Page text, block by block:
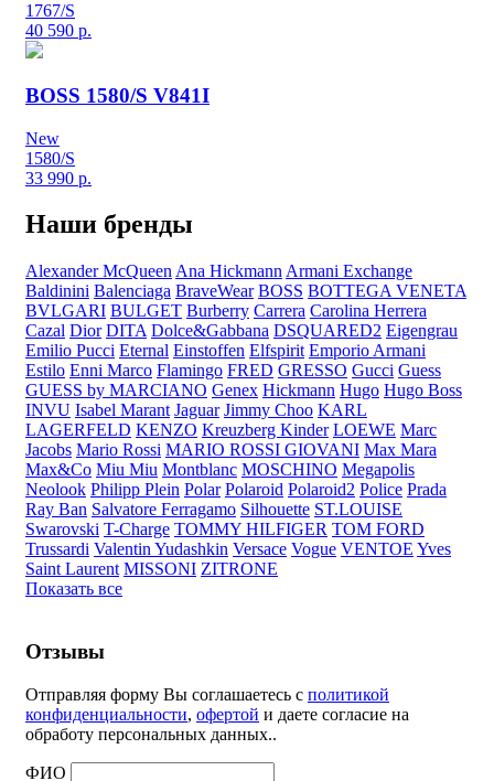
1767/S
40 590 р.
BOSS 1580/S V841I
New
1580/S
33 990 р.
Наши бренды
Alexander McQueen Ana Hickmann Armani Exchange
Baldinini Balenciaga BraveWear BOSS BOTTEGA VENETA
BVLGARI BULGET Burberry Carrera Carolina Herrera
Cazal Dior DITA Dolce&Gabbana DSQUARED2 Eigengrau
Emilio Pucci Eternal Einstoffen Elfspirit Emporio Armani
Estilo Enni Marco Flamingo FRED GRESSO Gucci Guess
GUESS by MARCIANO Genex Hickmann Hugo Hugo Boss
INVU Isabel Marant Jaguar Jimmy Choo KARL
LAGERFELD KENZO Kreuzberg Kinder LOEWE Marc
Jacobs Mario Rossi MARIO ROSSI GIOVANI Max Mara
Max&Co Miu Miu Montblanc MOSCHINO Megapolis
Neolook Philipp Plein Polar Polaroid Polaroid2 Police Prada
Ray Ban Salvatore Ferragamo Silhouette ST.LOUISE
Swarovski T-Charge TOMMY HILFIGER TOM FORD
Trussardi Valentin Yudashkin Versace Vogue VENTOE Yves
Saint Laurent MISSONI ZITRONE
Показать все
Отзывы
Отправляя форму Вы соглашаетесь с политикой
конфиденциальности, офертой и даете согласие на
обработу персональных данных..
ФИО